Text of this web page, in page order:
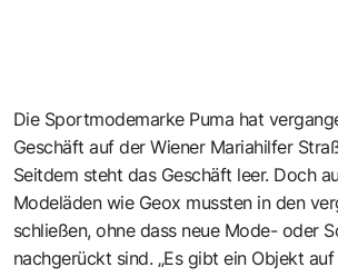
Die Sportmodemarke Puma hat
Geschäft auf der Wiener Mariahilfer
Seitdem steht das Geschäft leer. Doch
Modeläden wie Geox mussten in den
schließen, ohne dass neue Mode- oder
nachgerückt sind. „Es gibt ein Objekt